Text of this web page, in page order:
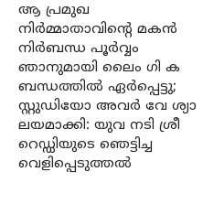
ആ പ്രമുഖ
നിർമ്മാതാവിന്റെ മകൻ
നിർബന്ധ പൂർവ്വം
ഞാനുമായി ലൈം ഗി ക
ബന്ധത്തിൽ ഏർപ്പെട്ടു;
സ്റ്റുഡിയോ അവർ വേ ശ്യാ
ലയമാക്കി: യുവ നടി ശ്രീ
റെഡ്ഡിയുടെ ഞെട്ടിച്ച
വെളിപ്പെടുത്തൽ